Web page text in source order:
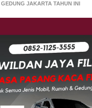
JAKARTA TAHUN INI